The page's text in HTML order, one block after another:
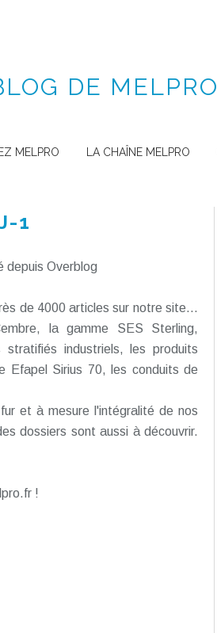
DE MELPRO
MELPRO LA CHAÎNE MELPRO
1
depuis Overblog
de 4000 articles sur notre site...
la gamme SES Sterling,
industriels, les produits
Efapel Sirius 70, les conduits de
et à mesure l'intégralité de nos
dossiers sont aussi à découvrir.
!